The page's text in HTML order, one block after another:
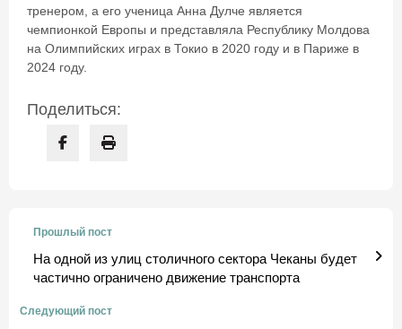
тренером, а его ученица Анна Дулче является
чемпионкой Европы и представляла Республику Молдова
на Олимпийских играх в Токио в 2020 году и в Париже в
2024 году.
Поделиться:
Прошлый пост
На одной из улиц столичного сектора Чеканы будет
частично ограничено движение транспорта
Следующий пост